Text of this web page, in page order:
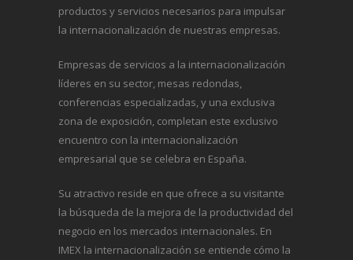
productos y servicios necesarios para impulsar
la internacionalización de nuestras empresas.
Empresas de servicios a la internacionalización
líderes en su sector, mesas redondas,
conferencias especializadas, y una exclusiva
zona de exposición, completan este exclusivo
encuentro con la internacionalización
empresarial que se celebra en España.
Su atractivo reside en que ofrece a su visitante
la búsqueda de la mejora de la productividad del
negocio en los mercados internacionales. En
IMEX la internacionalización se entiende cómo la